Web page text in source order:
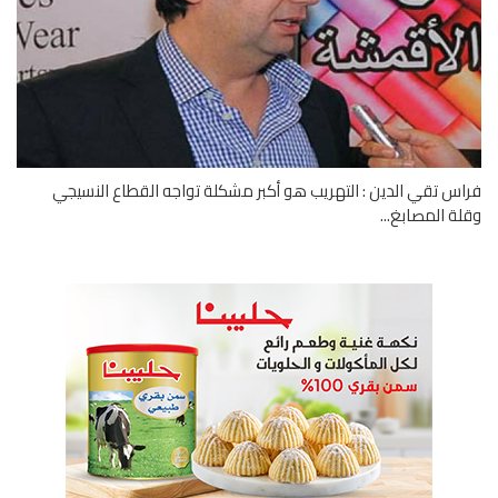
تقي الدين : التهريب هو أكبر مشكلة تواجه القطاع النسيجي
المصابغ...